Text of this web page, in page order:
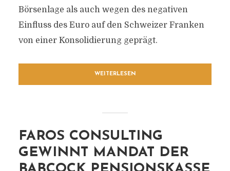
Börsenlage als auch wegen des negativen
Einfluss des Euro auf den Schweizer Franken
von einer Konsolidierung geprägt.
WEITERLESEN
FAROS CONSULTING
GEWINNT MANDAT DER